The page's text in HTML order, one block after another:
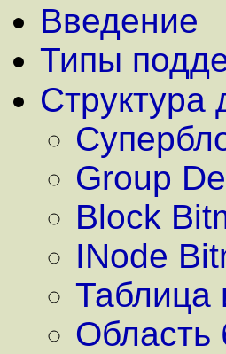
Введение
Типы
Структура
Group
Block
INode
Таблица
Область